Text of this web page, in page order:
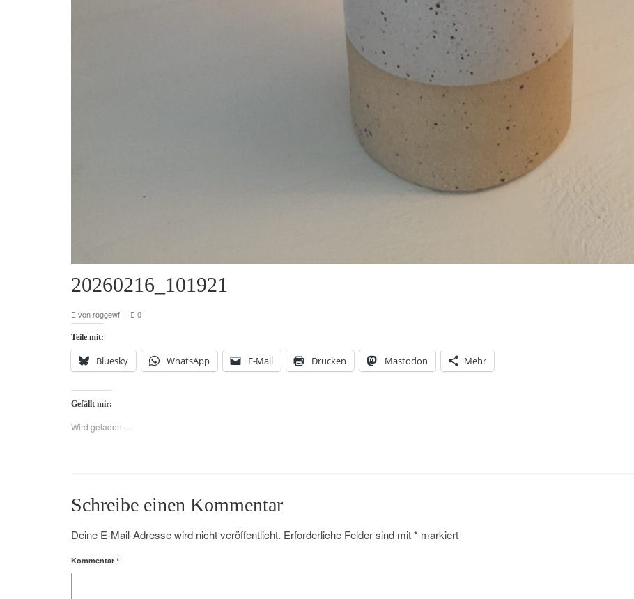
20260216_101921
vonroggewf | 0
Teile mit:
Bluesky WhatsApp E-Mail Drucken Mastodon Mehr
Gefällt mir:
Wird geladen …
Schreibe einen Kommentar
Deine E-Mail-Adresse wird nicht veröffentlicht. Erforderliche Felder sind mit* markiert
Kommentar *